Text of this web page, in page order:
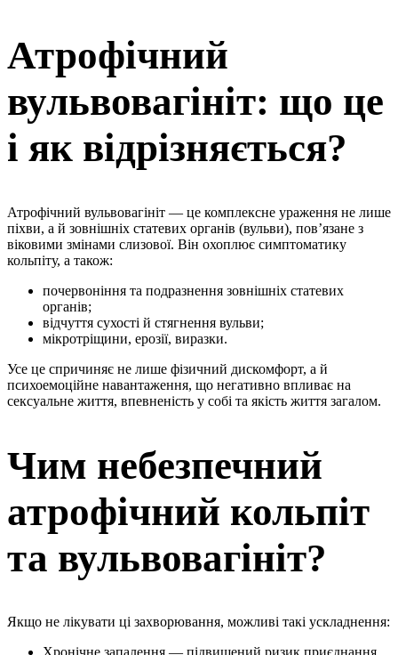
Атрофічний
вульвовагініт: що це
і як відрізняється?
Атрофічний вульвовагініт — це комплексне ураження не лише
піхви, а й зовнішніх статевих органів (вульви), пов’язане з
віковими змінами слизової. Він охоплює симптоматику
кольпіту, а також:
почервоніння та подразнення зовнішніх статевих
органів;
відчуття сухості й стягнення вульви;
мікротріщини, ерозії, виразки.
Усе це спричиняє не лише фізичний дискомфорт, а й
психоемоційне навантаження, що негативно впливає на
сексуальне життя, впевненість у собі та якість життя загалом.
Чим небезпечний
атрофічний кольпіт
та вульвовагініт?
Якщо не лікувати ці захворювання, можливі такі ускладнення:
Хронічне запалення — підвищений ризик приєднання